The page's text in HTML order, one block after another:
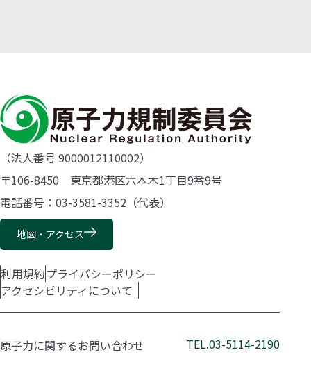
（法人番号 9000012110002）
〒106-8450 東京都港区六本木1丁目9番9号
電話番号：03-3581-3352（代表）
地図・アクセス
利用規約プライバシーポリシー
アクセシビリティについて
原子力に関するお問い合わせ TEL.03-5114-2190